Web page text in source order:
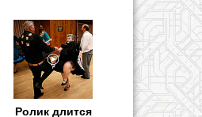
Ролик длится